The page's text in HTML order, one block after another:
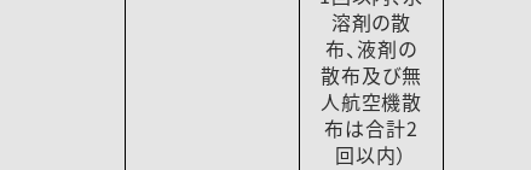
溶剤の散
布、液剤の
散布及び無
人航空機散
布は合計2
回以内）